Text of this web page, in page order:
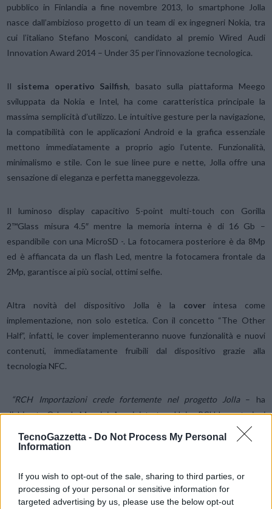
TecnoGazzetta - Do Not Process My Personal
Information
If you wish to opt-out of the sale, sharing to third parties, or
processing of your personal or sensitive information for
targeted advertising by us, please use the below opt-out
pubblico in Finlandia a fine novembre 2013, lo smartphone Jolla
nasce dall’ambizioso progetto di un team di ex ingegneri Nokia, tra
cui l’italiano Stefano Mosconi, candidato al premio Wired Audi
Innovation Award 2014 – Under 35 per l’innovazione tecnologica.
Il sistema operativo Sailfish, basato sulla piattaforma Meego
sviluppata da Nokia e Intel, ha come caratteristica principale la
massima semplicità d’utilizzo. Le intuitive gesture per la navigazione,
la compatibilità con le applicazioni Android e la grafica essenziale
mettono immediatamente a proprio agio l’utente. Funzionalità,
minimalismo e stile. Con le sue linee pure e nette, Jolla offre una
sensazione di eleganza e perfetta maneggevolezza.
Il luminoso display capacitivo 5-point multi-touch con Gorilla
2™Glass misura 4.5″ mentre la memoria interna è di 16 Gb –
espandibile con una MicroSD -. La fotocamera posteriore è da 8Mp
ed è affiancata da un flash Led, mentre la fotocamera frontale da
2Mp, garantisce ai più social, ottimi selfie.
Altra novità del dispositivo Jolla è la coverintesa come
implementazione, non solo estetica. Con il concetto “The Other
Half”, infatti, le cover implementeranno nuove funzionalità e nuovi
contenuti, immediatamente fruibili dal dispositivo grazie alla
tecnologia NFC.
“RCH Importazioni crede fortemente nel progetto Jolla– ha
dichiarato Orlando Mancini, Amministratore Unico RCH Importazioni
Jolla e il sistema operativo Sailfish, sono una piattaforma aperta
all’innovazione in grado di generare nuove idee e nuove opportunità.
Condividi questo articolo: